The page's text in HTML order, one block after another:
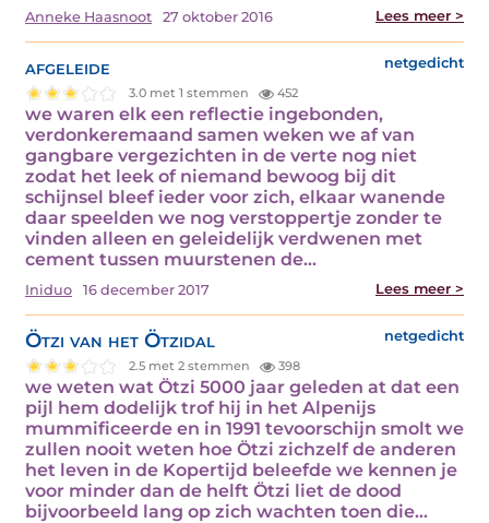
Anneke Haasnoot 27 oktober 2016 Lees meer >
afgeleide netgedicht
3.0 met 1 stemmen 452
we waren elk een reflectie ingebonden,
verdonkeremaand samen weken we af van
gangbare vergezichten in de verte nog niet
zodat het leek of niemand bewoog bij dit
schijnsel bleef ieder voor zich, elkaar wanende
daar speelden we nog verstoppertje zonder te
vinden alleen en geleidelijk verdwenen met
cement tussen muurstenen de…
Iniduo 16 december 2017 Lees meer >
Ötzi van het Ötzidal netgedicht
2.5 met 2 stemmen 398
we weten wat Ötzi 5000 jaar geleden at dat een
pijl hem dodelijk trof hij in het Alpenijs
mummificeerde en in 1991 tevoorschijn smolt we
zullen nooit weten hoe Ötzi zichzelf de anderen
het leven in de Kopertijd beleefde we kennen je
voor minder dan de helft Ötzi liet de dood
bijvoorbeeld lang op zich wachten toen die…